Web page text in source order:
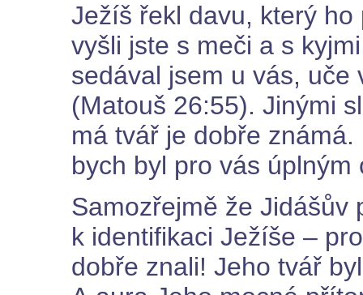
Ježíš řekl davu, který ho
vyšli jste s meči a s
sedával jsem u vás, uče
(Matouš 26:55). Jinými
má tvář je dobře
bych byl pro vás úplným
Samozřejmě že Jidášův
k identifikaci Ježíše –
dobře znali! Jeho tvář